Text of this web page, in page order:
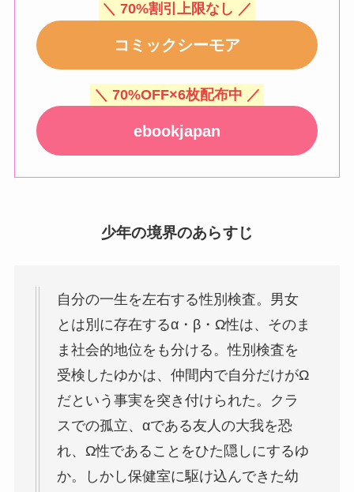
＼ 70%割引上限なし ／
コミックシーモア
＼ 70%OFF×6枚配布中 ／
ebookjapan
少年の境界のあらすじ
自分の一生を左右する性別検査。男女
とは別に存在するα・β・Ω性は、そのま
ま社会的地位をも分ける。性別検査を
受検したゆかは、仲間内で自分だけがΩ
だという事実を突き付けられた。クラ
スでの孤立、αである友人の大我を恐
れ、Ω性であることをひた隠しにするゆ
か。しかし保健室に駆け込んできた幼